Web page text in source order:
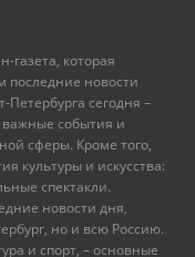
газета, которая
последние новости
Петербурга сегодня –
события и
сферы. Кроме того,
культуры и искусства:
спектакли.
новости дня,
но и всю Россию.
и спорт, – основные